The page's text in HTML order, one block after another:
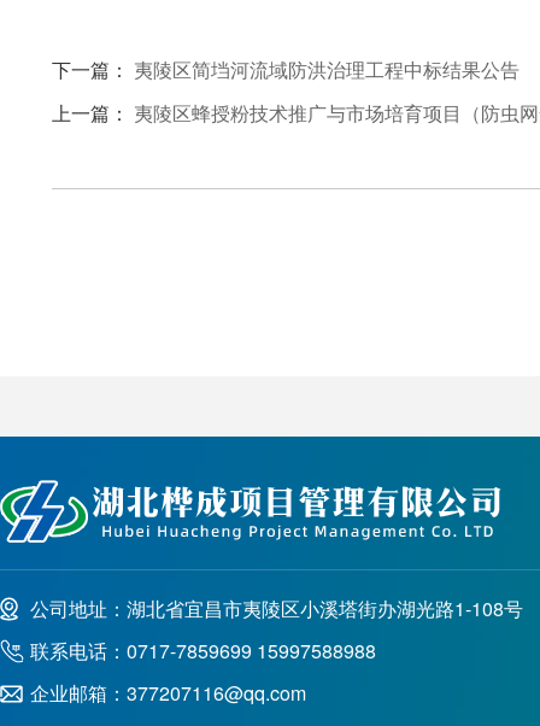
下一篇： 夷陵区简垱河流域防洪治理工程中标结果公告
上一篇： 夷陵区蜂授粉技术推广与市场培育项目（防虫
公司地址：湖北省宜昌市夷陵区小溪塔街办湖光路1-108号
联系电话：0717-7859699 15997588988
企业邮箱：377207116@qq.com